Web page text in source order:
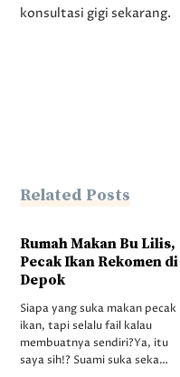
konsultasi gigi sekarang.
Related Posts
Rumah Makan Bu Lilis,
Pecak Ikan Rekomen di
Depok
Siapa yang suka makan pecak
ikan, tapi selalu fail kalau
membuatnya sendiri?Ya, itu
saya sih!? Suami suka seka…